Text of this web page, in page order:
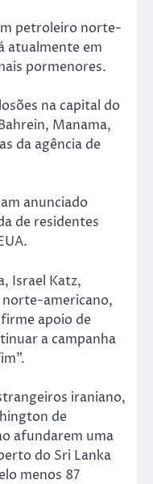
petroleiro norte-
atualmente em
pormenores.
na capital do
Manama,
da agência de
anunciado
de residentes
Israel Katz,
americano,
apoio de
a campanha
iraniano,
de
afundarem uma
do Sri Lanka
menos 87